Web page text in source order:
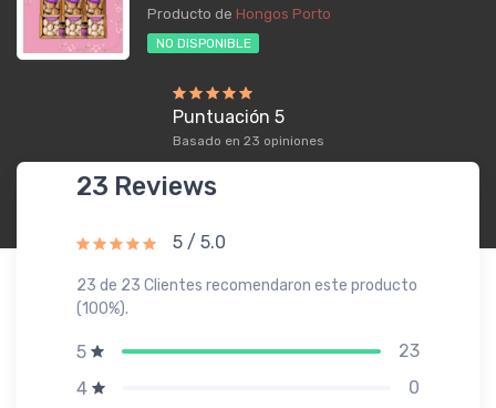
Producto de Hongos Porto
NO DISPONIBLE
Puntuación 5
Basado en 23 opiniones
23 Reviews
5 / 5.0
23 de 23 Clientes recomendaron este producto
(100%).
5
23
4
0